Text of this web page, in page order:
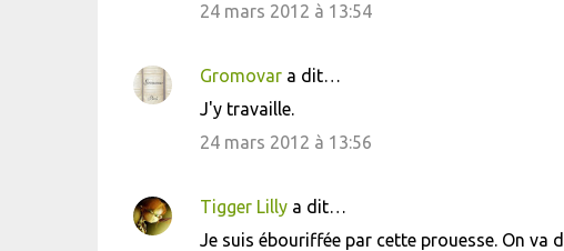
e
i
24 mars 2012 à 13:54
Gromovara dit…
J'y travaille.
24 mars 2012 à 13:56
Tigger Lillya dit…
Je suis ébouriffée par cette prouesse. On va